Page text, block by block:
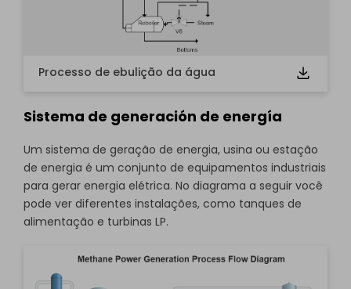
Processo de ebulição da água
Sistema de generación de energía
Um sistema de geração de energia, usina ou estação
de energia é um conjunto de equipamentos industriais
para gerar energia elétrica. No diagrama a seguir você
pode ver diferentes instalações, como tanques de
alimentação e turbinas LP.